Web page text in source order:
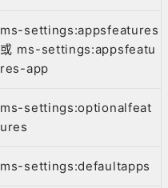
ms-settings:appsfeatures
或 ms-settings:appsfeatu
res-app
ms-settings:optionalfeat
ures
ms-settings:defaultapps